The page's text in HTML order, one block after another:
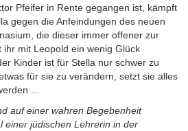
Pfeifer in Rente gegangen ist, kämpft
gegen die Anfeindungen des neuen
die dieser immer offener zur
mit Leopold ein wenig Glück
Kinder ist für Stella nur schwer zu
für sie zu verändern, setzt sie alles
...
auf einer wahren Begebenheit
einer jüdischen Lehrerin in der